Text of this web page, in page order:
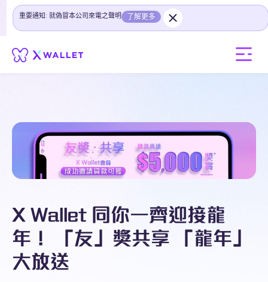
重要通知: 就偽冒本公司來電之聲明 了解更多
X Wallet 同你一齊迎接龍
年！ 「友」獎共享 「龍年」
大放送